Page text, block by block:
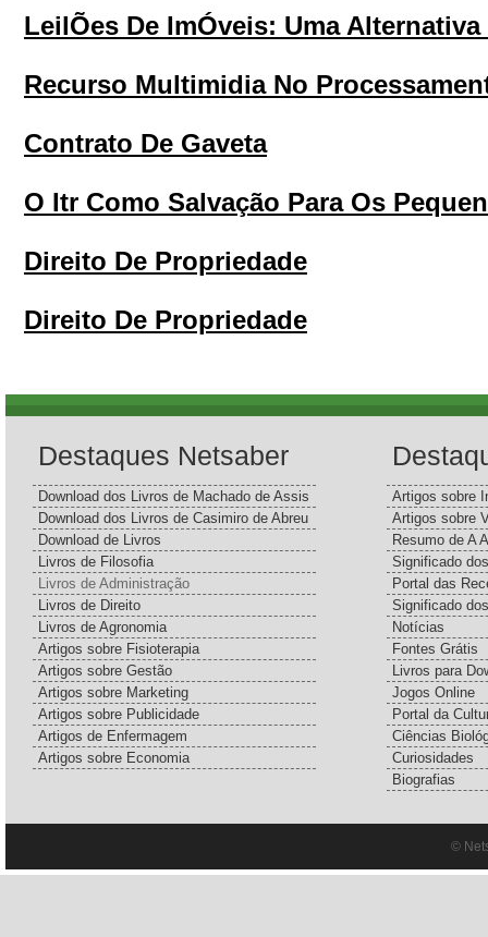
LeilÕes De ImÓveis: Uma
Recurso Multimidia No
Contrato De Gaveta
O Itr Como Salvação Para Os
Direito De Propriedade
Direito De Propriedade
Destaques Netsaber
Download dos Livros de Machado de Assis
Download dos Livros de Casimiro de Abreu
Download de Livros
Livros de Filosofia
Livros de Administração
Livros de Direito
Livros de Agronomia
Artigos sobre Fisioterapia
Artigos sobre Gestão
Artigos sobre Marketing
Artigos sobre Publicidade
Artigos de Enfermagem
Artigos sobre Economia
Artigos sobre
Artigos sobre
Resumo de A
Significado
Portal das
Significado
Notícias
Fontes Grátis
Livros para
Jogos Online
Portal da
Ciências
Curiosidades
Biografias
©